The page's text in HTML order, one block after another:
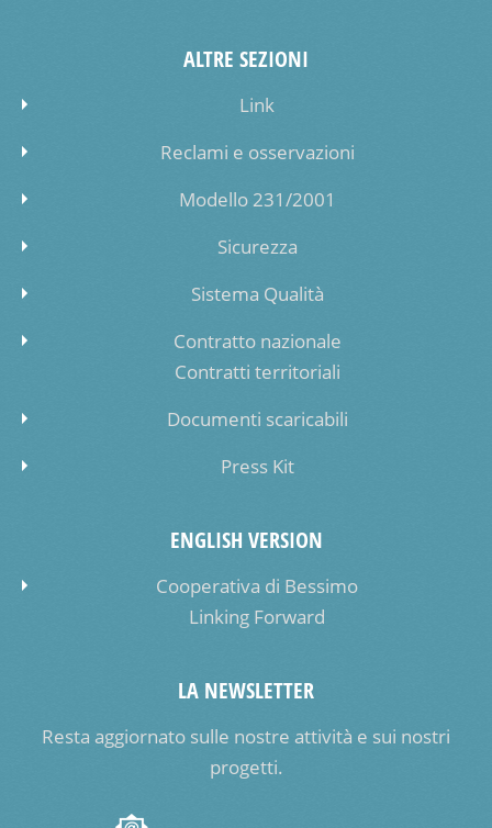
ALTRE SEZIONI
Link
Reclami e osservazioni
Modello 231/2001
Sicurezza
Sistema Qualità
Contratto nazionale
Contratti territoriali
Documenti scaricabili
Press Kit
ENGLISH VERSION
Cooperativa di Bessimo
Linking Forward
LA NEWSLETTER
Resta aggiornato sulle nostre attività e sui nostri
progetti.